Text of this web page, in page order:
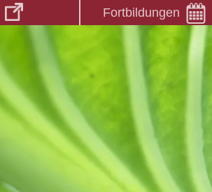
Fortbildungen